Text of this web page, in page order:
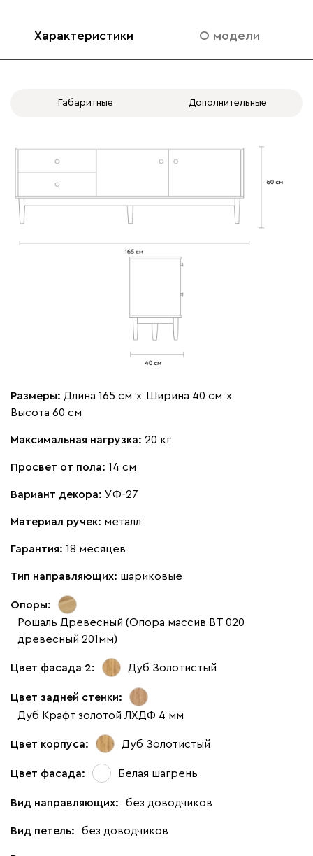
Характеристики О модели
Габаритные Дополнительные
Размеры: Длина 165 см х Ширина 40 см х
Высота 60 см
Максимальная нагрузка: 20 кг
Просвет от пола: 14 см
Вариант декора: УФ-27
Материал ручек: металл
Гарантия: 18 месяцев
Тип направляющих: шариковые
Опоры:
Рошаль Древесный (Опора массив ВТ 020
древесный 201мм)
Цвет фасада 2: Дуб Золотистый
Цвет задней стенки:
Дуб Крафт золотой ЛХДФ 4 мм
Цвет корпуса: Дуб Золотистый
Цвет фасада: Белая шагрень
Вид направляющих: без доводчиков
Вид петель: без доводчиков